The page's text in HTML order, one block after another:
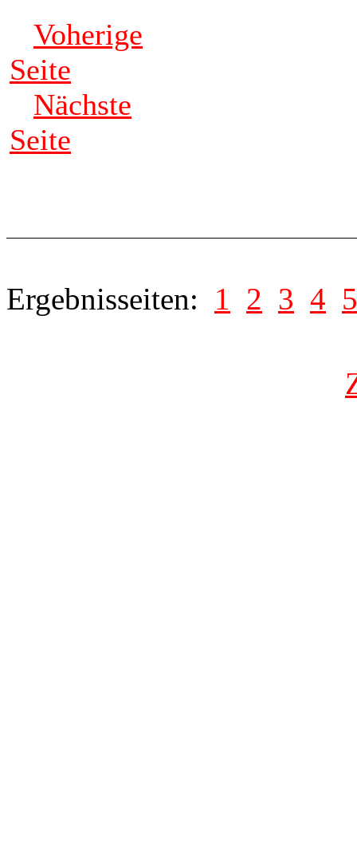
Voherige
Seite
Nächste
Seite
Ergebnisseiten: 1 2 3 4 5